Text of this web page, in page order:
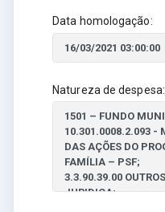
Data homologação:
Natureza de despesa: